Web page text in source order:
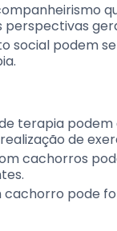
perspectivas
social podem
terapia
de
cachorros
cachorro pode